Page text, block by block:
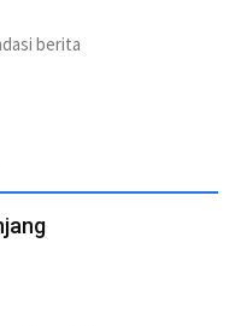
berita